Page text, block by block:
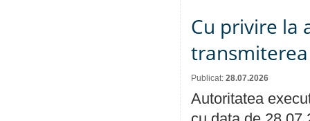
Cu privire la
Publicat: 28.07.2026
Autoritatea